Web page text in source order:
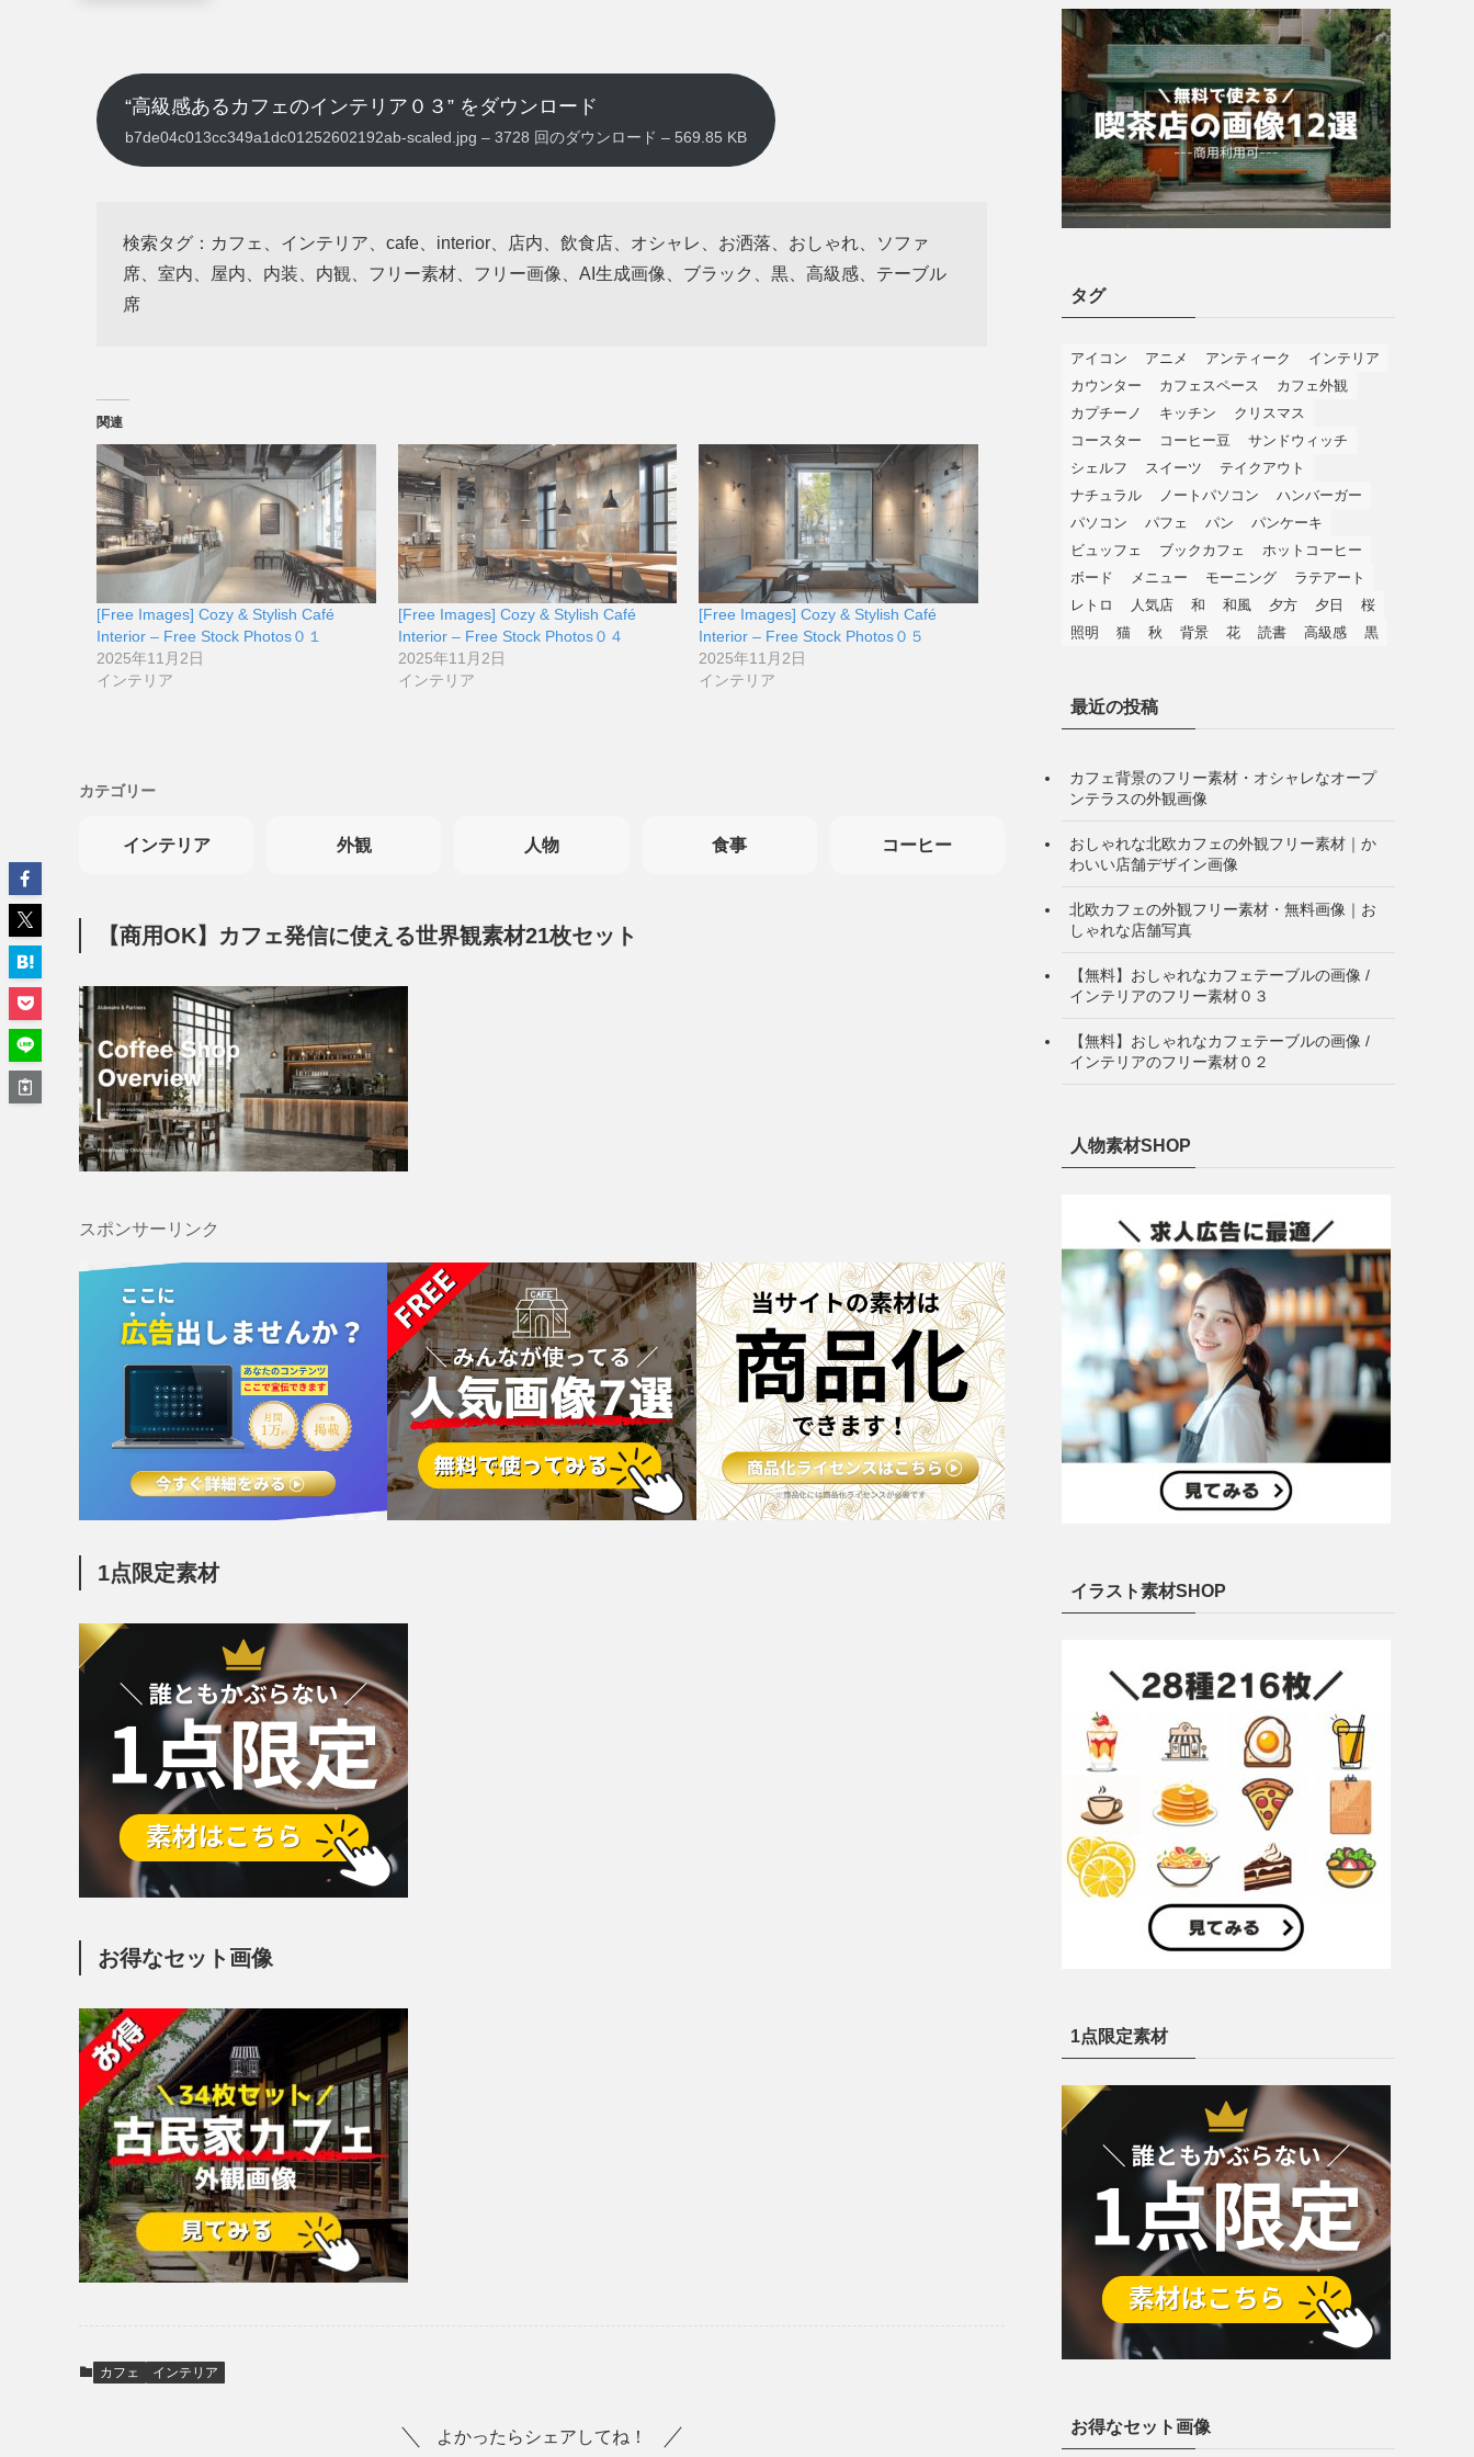
“高級感あるカフェのインテリア０３” をダウンロード
b7de04c013cc349a1dc01252602192ab-scaled.jpg – 3728 回のダウンロード – 569.85 KB
検索タグ：カフェ、インテリア、cafe、interior、店内、飲食店、オシャレ、お洒落、おしゃれ、ソファ
席、室内、屋内、内装、内観、フリー素材、フリー画像、AI生成画像、ブラック、黒、高級感、テーブル
席
関連
[Free Images] Cozy & Stylish Café
Interior – Free Stock Photos０１
2025年11月2日
インテリア
[Free Images] Cozy & Stylish Café
Interior – Free Stock Photos０４
2025年11月2日
インテリア
[Free Images] Cozy & Stylish Café
Interior – Free Stock Photos０５
2025年11月2日
インテリア
カテゴリー
インテリア 外観 人物 食事 コーヒー
【商用OK】カフェ発信に使える世界観素材21枚セット
スポンサーリンク
1点限定素材
お得なセット画像
カフェ インテリア
よかったらシェアしてね！
タグ
アイコン アニメ アンティーク
インテリア
カウンター
カフェスペース
カフェ外観
カプチーノ
キッチン
クリスマス
コースター
コーヒー豆
サンドウィッチ
シェルフ
スイーツ
テイクアウト
ナチュラル
ノートパソコン
ハンバーガー
パソコン
パフェ パン
パンケーキ
ビュッフェ
ブックカフェ
ホットコーヒー
ボード
メニュー モーニング
ラテアート
レトロ
人気店 和 和風 夕方 夕日
桜
照明
猫 秋 背景 花 読書 高級感 黒
最近の投稿
カフェ背景のフリー素材・オシャレなオープ
ンテラスの外観画像
おしゃれな北欧カフェの外観フリー素材｜か
わいい店舗デザイン画像
北欧カフェの外観フリー素材・無料画像｜お
しゃれな店舗写真
【無料】おしゃれなカフェテーブルの画像 /
インテリアのフリー素材０３
【無料】おしゃれなカフェテーブルの画像 /
インテリアのフリー素材０２
人物素材SHOP
イラスト素材SHOP
1点限定素材
お得なセット画像